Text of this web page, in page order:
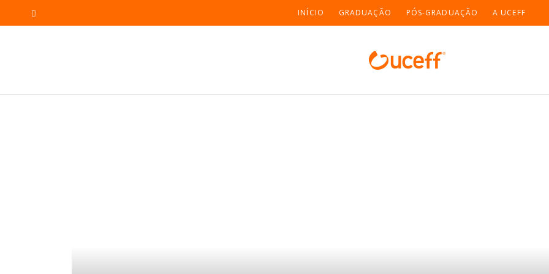
INÍCIO GRADUAÇÃO PÓS-GRADUAÇÃO A UCEFF